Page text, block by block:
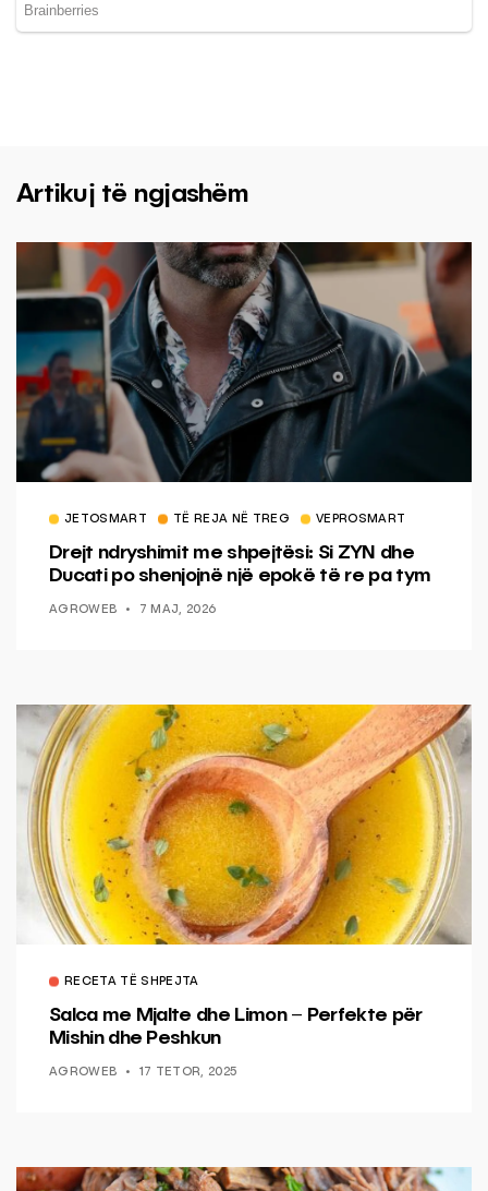
Artikuj të ngjashëm
JETOSMART TË REJA NË TREG VEPROSMART
Drejt ndryshimit me shpejtësi: Si ZYN dhe
Ducati po shenjojnë një epokë të re pa tym
AGROWEB 7 MAJ, 2026
RECETA TË SHPEJTA
Salca me Mjalte dhe Limon – Perfekte për
Mishin dhe Peshkun
AGROWEB 17 TETOR, 2025